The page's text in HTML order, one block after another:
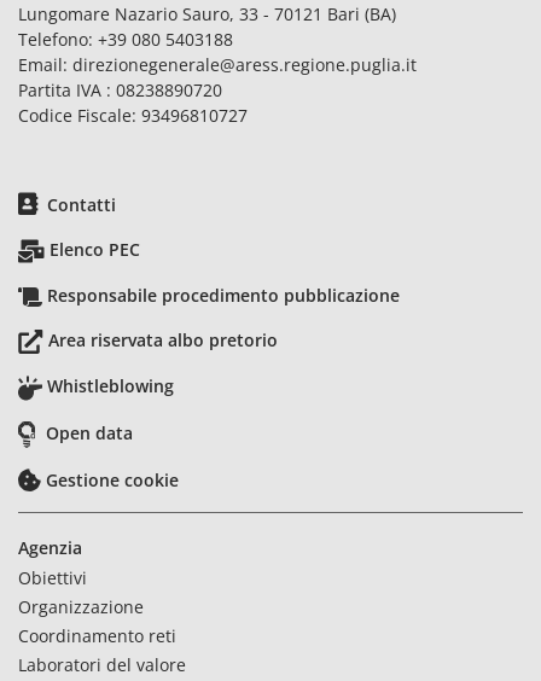
Lungomare Nazario Sauro, 33 - 70121 Bari (BA)
Telefono: +39 080 5403188
Email: direzionegenerale@aress.regione.puglia.it
Partita IVA : 08238890720
Codice Fiscale: 93496810727
Contatti
Elenco PEC
Responsabile procedimento pubblicazione
Area riservata albo pretorio
Whistleblowing
Open data
Gestione cookie
Agenzia
Obiettivi
Organizzazione
Coordinamento reti
Laboratori del valore